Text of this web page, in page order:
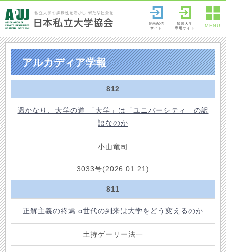
動画配信
サイト
加盟大学
専用サイト
MENU
アルカディア学報
812
遥かなり、大学の道 「大学」は「ユニバーシティ」の訳
語なのか
小山竜司
3033号(2026.01.21)
811
正解主義の終焉 α世代の到来は大学をどう変えるのか
土持ゲーリー法一